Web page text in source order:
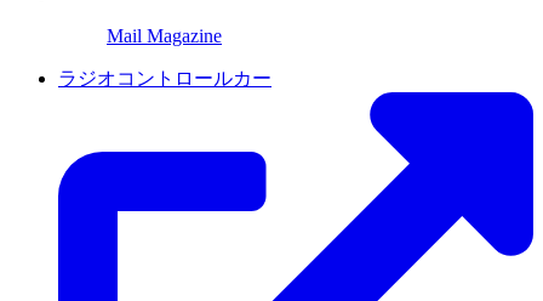
Mail Magazine
ラジオコントロールカー